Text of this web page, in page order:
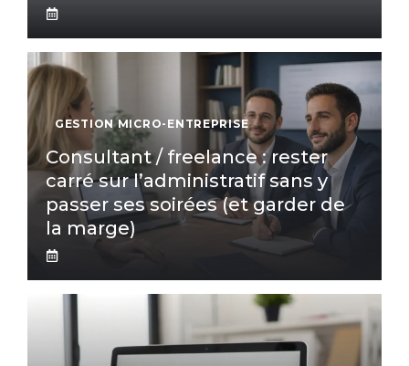
GESTION MICRO-ENTREPRISE
Consultant / freelance : rester
carré sur l’administratif sans y
passer ses soirées (et garder de
la marge)